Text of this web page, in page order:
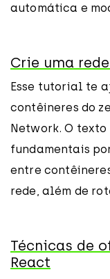
automática e
Crie uma
Esse tutorial te
contêineres do
Network. O
fundamentais
entre
rede, além de
Técnicas de
React